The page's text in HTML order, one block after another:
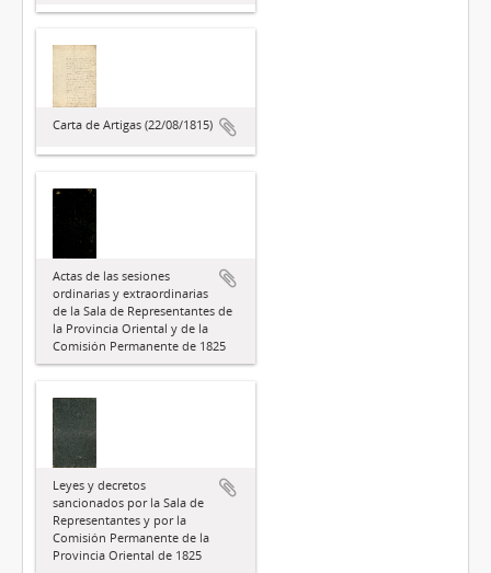
Carta de Artigas (22/08/1815)
Actas de las sesiones
ordinarias y extraordinarias
de la Sala de Representantes de
la Provincia Oriental y de la
Comisión Permanente de 1825
Leyes y decretos
sancionados por la Sala de
Representantes y por la
Comisión Permanente de la
Provincia Oriental de 1825